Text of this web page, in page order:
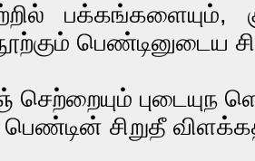
பக்கங்களையும்,
பெண்டினுடைய
செற்றையும் புடையுந
பெண்டின் சிறுதீ